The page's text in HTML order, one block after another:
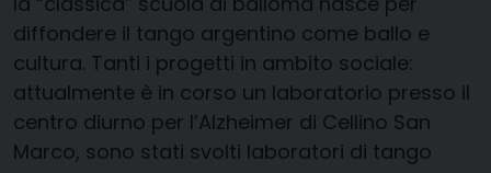
diffondere il tango argentino come ballo e
cultura. Tanti i progetti in ambito sociale:
attualmente è in corso un laboratorio presso il
centro diurno per l’Alzheimer di Cellino San
Marco, sono stati svolti laboratori di tango